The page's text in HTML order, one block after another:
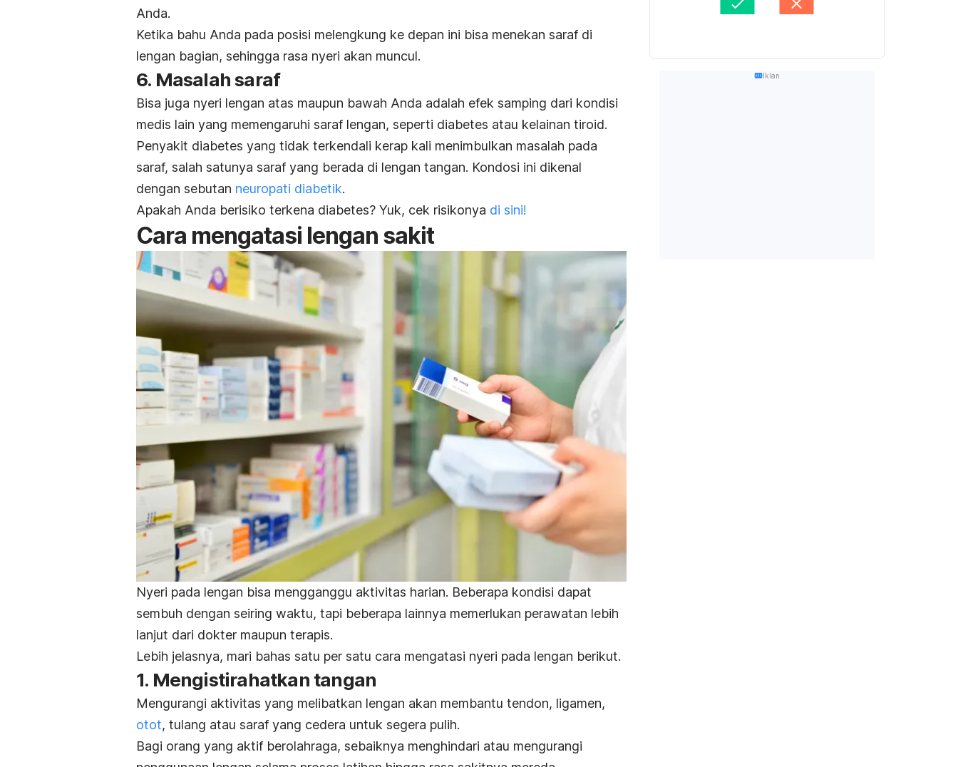
Anda.
Ketika bahu Anda pada posisi melengkung ke depan ini bisa menekan saraf di
lengan bagian, sehingga rasa nyeri akan muncul.
6. Masalah saraf
Bisa juga nyeri lengan atas maupun bawah Anda adalah efek samping dari kondisi
medis lain yang memengaruhi saraf lengan, seperti diabetes atau kelainan tiroid.
Penyakit diabetes yang tidak terkendali kerap kali menimbulkan masalah pada
saraf, salah satunya saraf yang berada di lengan tangan. Kondosi ini dikenal
dengan sebutan neuropati diabetik.
Apakah Anda berisiko terkena diabetes? Yuk, cek risikonya di sini!
Cara mengatasi lengan sakit
Nyeri pada lengan bisa mengganggu aktivitas harian. Beberapa kondisi dapat
sembuh dengan seiring waktu, tapi beberapa lainnya memerlukan perawatan lebih
lanjut dari dokter maupun terapis.
Lebih jelasnya, mari bahas satu per satu cara mengatasi nyeri pada lengan berikut.
1. Mengistirahatkan tangan
Mengurangi aktivitas yang melibatkan lengan akan membantu tendon, ligamen,
otot, tulang atau saraf yang cedera untuk segera pulih.
Bagi orang yang aktif berolahraga, sebaiknya menghindari atau mengurangi
Iklan